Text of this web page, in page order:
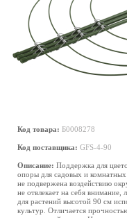
Код товара: Б0008278
Код поставщика: GFS-4-90
Описание: Поддержка для
опоры для садовых и
не подвержена воздействию
не отвлекает на себя внимание,
для растений высотой 90 см
культур. Отличается